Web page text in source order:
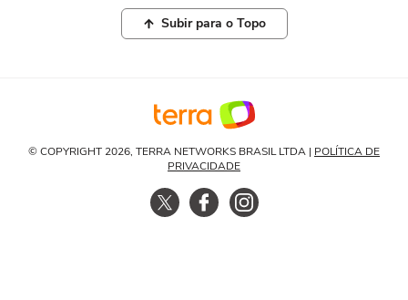
Subir para o Topo
© COPYRIGHT 2026, TERRA NETWORKS BRASIL LTDA | POLÍTICA DE
PRIVACIDADE